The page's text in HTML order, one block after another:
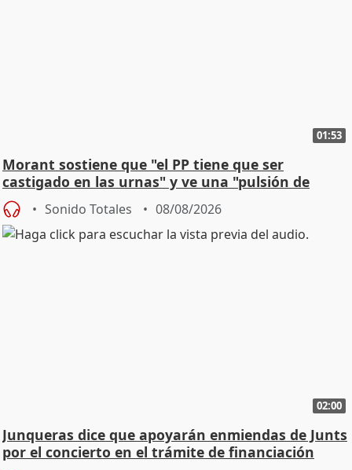
01:53
Morant sostiene que "el PP tiene que ser
castigado en las urnas" y ve una "pulsión de
cambio"
Sonido Totales 08/08/2026
02:00
Junqueras dice que apoyarán enmiendas de Junts
por el concierto en el trámite de financiación